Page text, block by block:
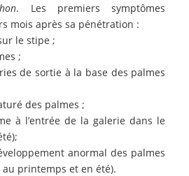
. Les premiers symptômes
mois après sa pénétration :
le stipe ;
;
de sortie à la base des palmes
des palmes ;
à l’entrée de la galerie dans le
anormal des palmes
printemps et en été).